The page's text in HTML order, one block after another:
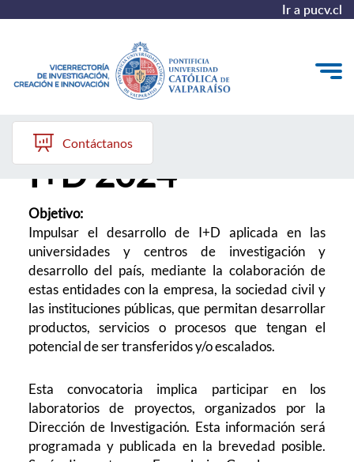
Ir a pucv.cl
VINCI
Investigación
Innovación
Convocatorias
Contáctanos
Concurso IDeA
I+D 2024
Objetivo:
Impulsar el desarrollo de I+D aplicada en las
universidades y centros de investigación y
desarrollo del país, mediante la colaboración de
estas entidades con la empresa, la sociedad civil y
las instituciones públicas, que permitan desarrollar
productos, servicios o procesos que tengan el
potencial de ser transferidos y/o escalados.
Esta convocatoria implica participar en los
laboratorios de proyectos, organizados por la
Dirección de Investigación. Esta información será
programada y publicada en la brevedad posible.